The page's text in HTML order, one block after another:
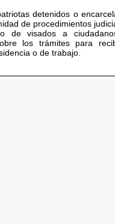
detenidos o
de procedimientos
de visados a
los trámites para
o de trabajo.